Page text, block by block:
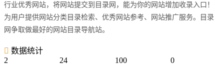
行业优秀网站，将网站提交到目录网，能为你的网站增加收录入口！
为用户提供网站分类目录检索、优秀网站参考、网站推广服务。目录
网争取做最好的网站目录导航站。
数据统计
2
24
100
0